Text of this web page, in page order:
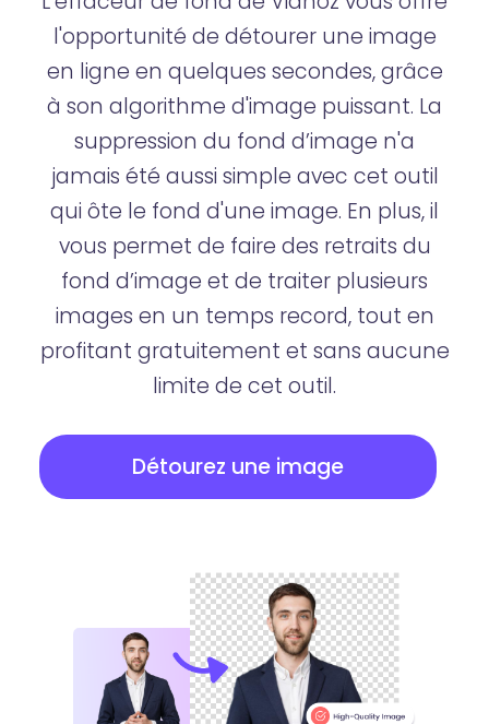
l'opportunité de détourer une image
en ligne en quelques secondes, grâce
à son algorithme d'image puissant. La
suppression du fond d’image n'a
jamais été aussi simple avec cet outil
qui ôte le fond d'une image. En plus, il
vous permet de faire des retraits du
fond d’image et de traiter plusieurs
images en un temps record, tout en
profitant gratuitement et sans aucune
limite de cet outil.
Détourez une image